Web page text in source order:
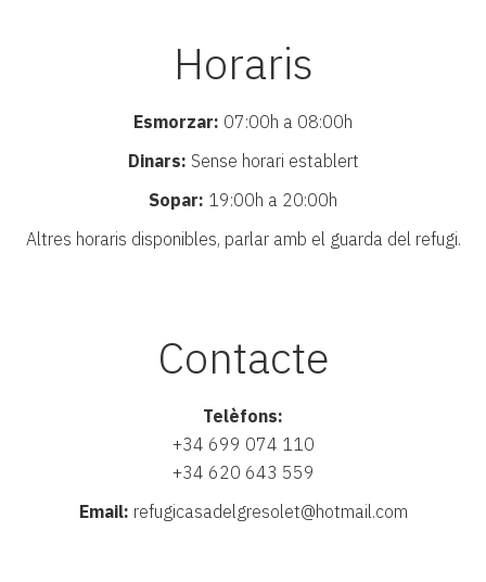
Horaris
Esmorzar: 07:00h a 08:00h
Dinars: Sense horari establert
Sopar: 19:00h a 20:00h
Altres horaris disponibles, parlar amb el guarda del refugi.
Contacte
Telèfons:
+34 699 074 110
+34 620 643 559
Email: refugicasadelgresolet@hotmail.com